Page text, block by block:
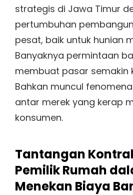
strategis di Jawa Timur
pertumbuhan
pesat, baik untuk hunian
Banyaknya permintaan
membuat pasar semakin
Bahkan muncul
antar merek yang kerap
konsumen.
Tantangan
Pemilik Rumah
Menekan Biaya